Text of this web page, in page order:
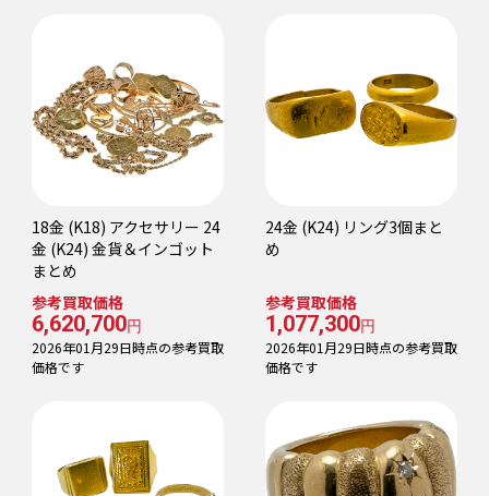
18金 (K18) アクセサリー 24
金 (K24) 金貨＆インゴット
まとめ
参考買取価格
6,620,700円
2026年01月29日時点の参考買取
価格です
24金 (K24) リング3個まと
め
参考買取価格
1,077,300円
2026年01月29日時点の参考買取
価格です